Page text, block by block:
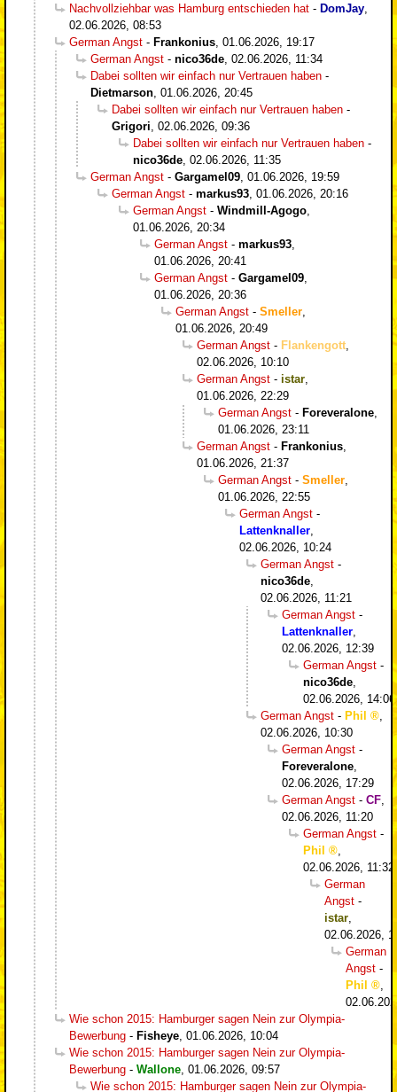
Nachvollziehbar was Hamburg entschieden hat - DomJay
02.06.2026, 08:53
German Angst - Frankonius 01.06.2026, 19:17
German Angst - nico36de 02.06.2026, 11:34
Dabei sollten wir einfach nur Vertrauen haben -
Dietmarson 01.06.2026, 20:45
Dabei sollten wir einfach nur Vertrauen haben -
Grigori 02.06.2026, 09:36
Dabei sollten wir einfach nur Vertrauen haben -
nico36de 02.06.2026, 11:35
German Angst - Gargamel09 01.06.2026, 19:59
German Angst - markus93 01.06.2026, 20:16
German Angst - Windmill-Agogo
01.06.2026, 20:34
German Angst - markus93
01.06.2026, 20:41
German Angst - Gargamel09
01.06.2026, 20:36
German Angst - Smeller
01.06.2026, 20:49
German Angst - Flankengott
02.06.2026, 10:10
German Angst - istar
01.06.2026, 22:29
German Angst - Foreveralone
01.06.2026, 23:11
German Angst - Frankonius
01.06.2026, 21:37
German Angst - Smeller
01.06.2026, 22:55
German Angst -
Lattenknaller
02.06.2026, 10:24
German Angst -
nico36de
02.06.2026, 11:21
German Angst -
Lattenknaller
02.06.2026, 12:39
German Angst -
nico36de
02.06.2026, 14:06
German Angst - Phil
02.06.2026, 10:30
German Angst -
Foreveralone
02.06.2026, 17:29
German Angst - CF
02.06.2026, 11:20
German Angst -
Phil
02.06.2026, 11:32
German
Angst -
istar
02.06.2026,
German
Angst -
Phil
Wie schon 2015: Hamburger sagen Nein zur Olympia-
Bewerbung - Fisheye 01.06.2026, 10:04
Wie schon 2015: Hamburger sagen Nein zur Olympia-
Bewerbung - Wallone 01.06.2026, 09:57
Wie schon 2015: Hamburger sagen Nein zur Olympia-